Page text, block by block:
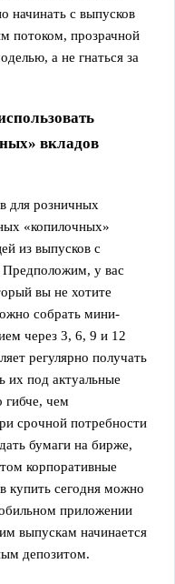
начинать с выпусков
потоком, прозрачной
а не гнаться за
вкладов
для розничных
«копилочных»
из выпусков с
у вас
вы не хотите
собрать мини-
через 3, 6, 9 и 12
регулярно получать
их под актуальные
гибче, чем
срочной потребности
бумаги на бирже,
корпоративные
купить сегодня можно
приложении
выпускам начинается
депозитом.